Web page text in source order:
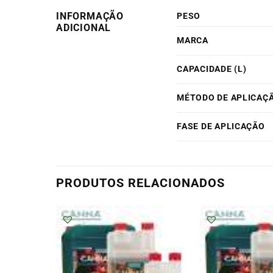
INFORMAÇÃO
ADICIONAL
PESO
MARCA
CAPACIDADE (L)
MÉTODO DE
FASE DE APLICAÇÃO
PRODUTOS RELACIONADOS